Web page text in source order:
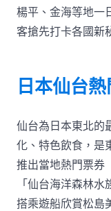
楊平、金海等地一
客搶先打卡各國新
日本仙台
仙台為日本東北的
化、特色飲食，是
推出當地熱門票券
「仙台海洋森林
搭乘遊船欣賞松島